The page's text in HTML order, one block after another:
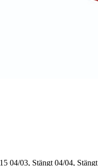
04/03, Stängt 04/04, Stängt